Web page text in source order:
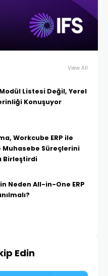
View All
Listesi Değil, Yerel
Konuşuyor
Workcube ERP ile
Muhasebe Süreçlerini
Birleştirdi
Neden All-in-One ERP
Edin